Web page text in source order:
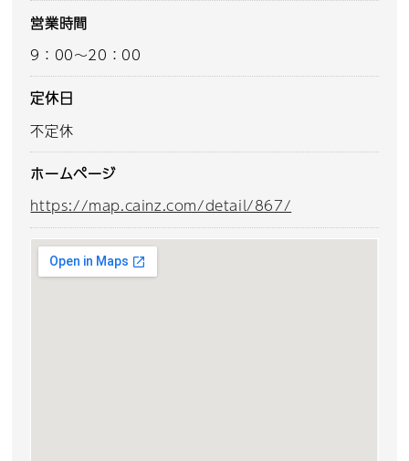
営業時間
9：00～20：00
定休日
不定休
ホームページ
https://map.cainz.com/detail/867/